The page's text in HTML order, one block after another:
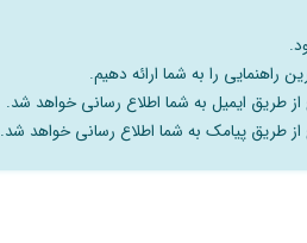
راهنمایی را به شما ارائه دهیم.
طریق ایمیل به شما اطلاع رسانی خواهد شد.
از طریق پیامک به شما اطلاع رسانی خواهد شد.